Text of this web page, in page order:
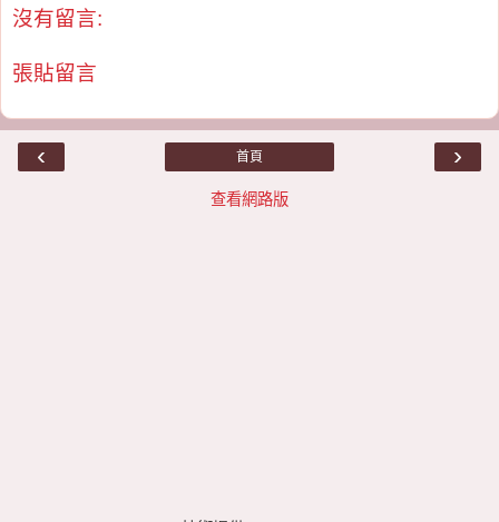
沒有留言:
張貼留言
‹ ›
首頁
查看網路版